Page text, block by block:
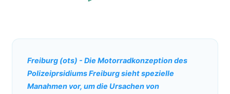
Freiburg (ots) - Die Motorradkonzeption des
Polizeiprsidiums Freiburg sieht spezielle
Manahmen vor, um die Ursachen von